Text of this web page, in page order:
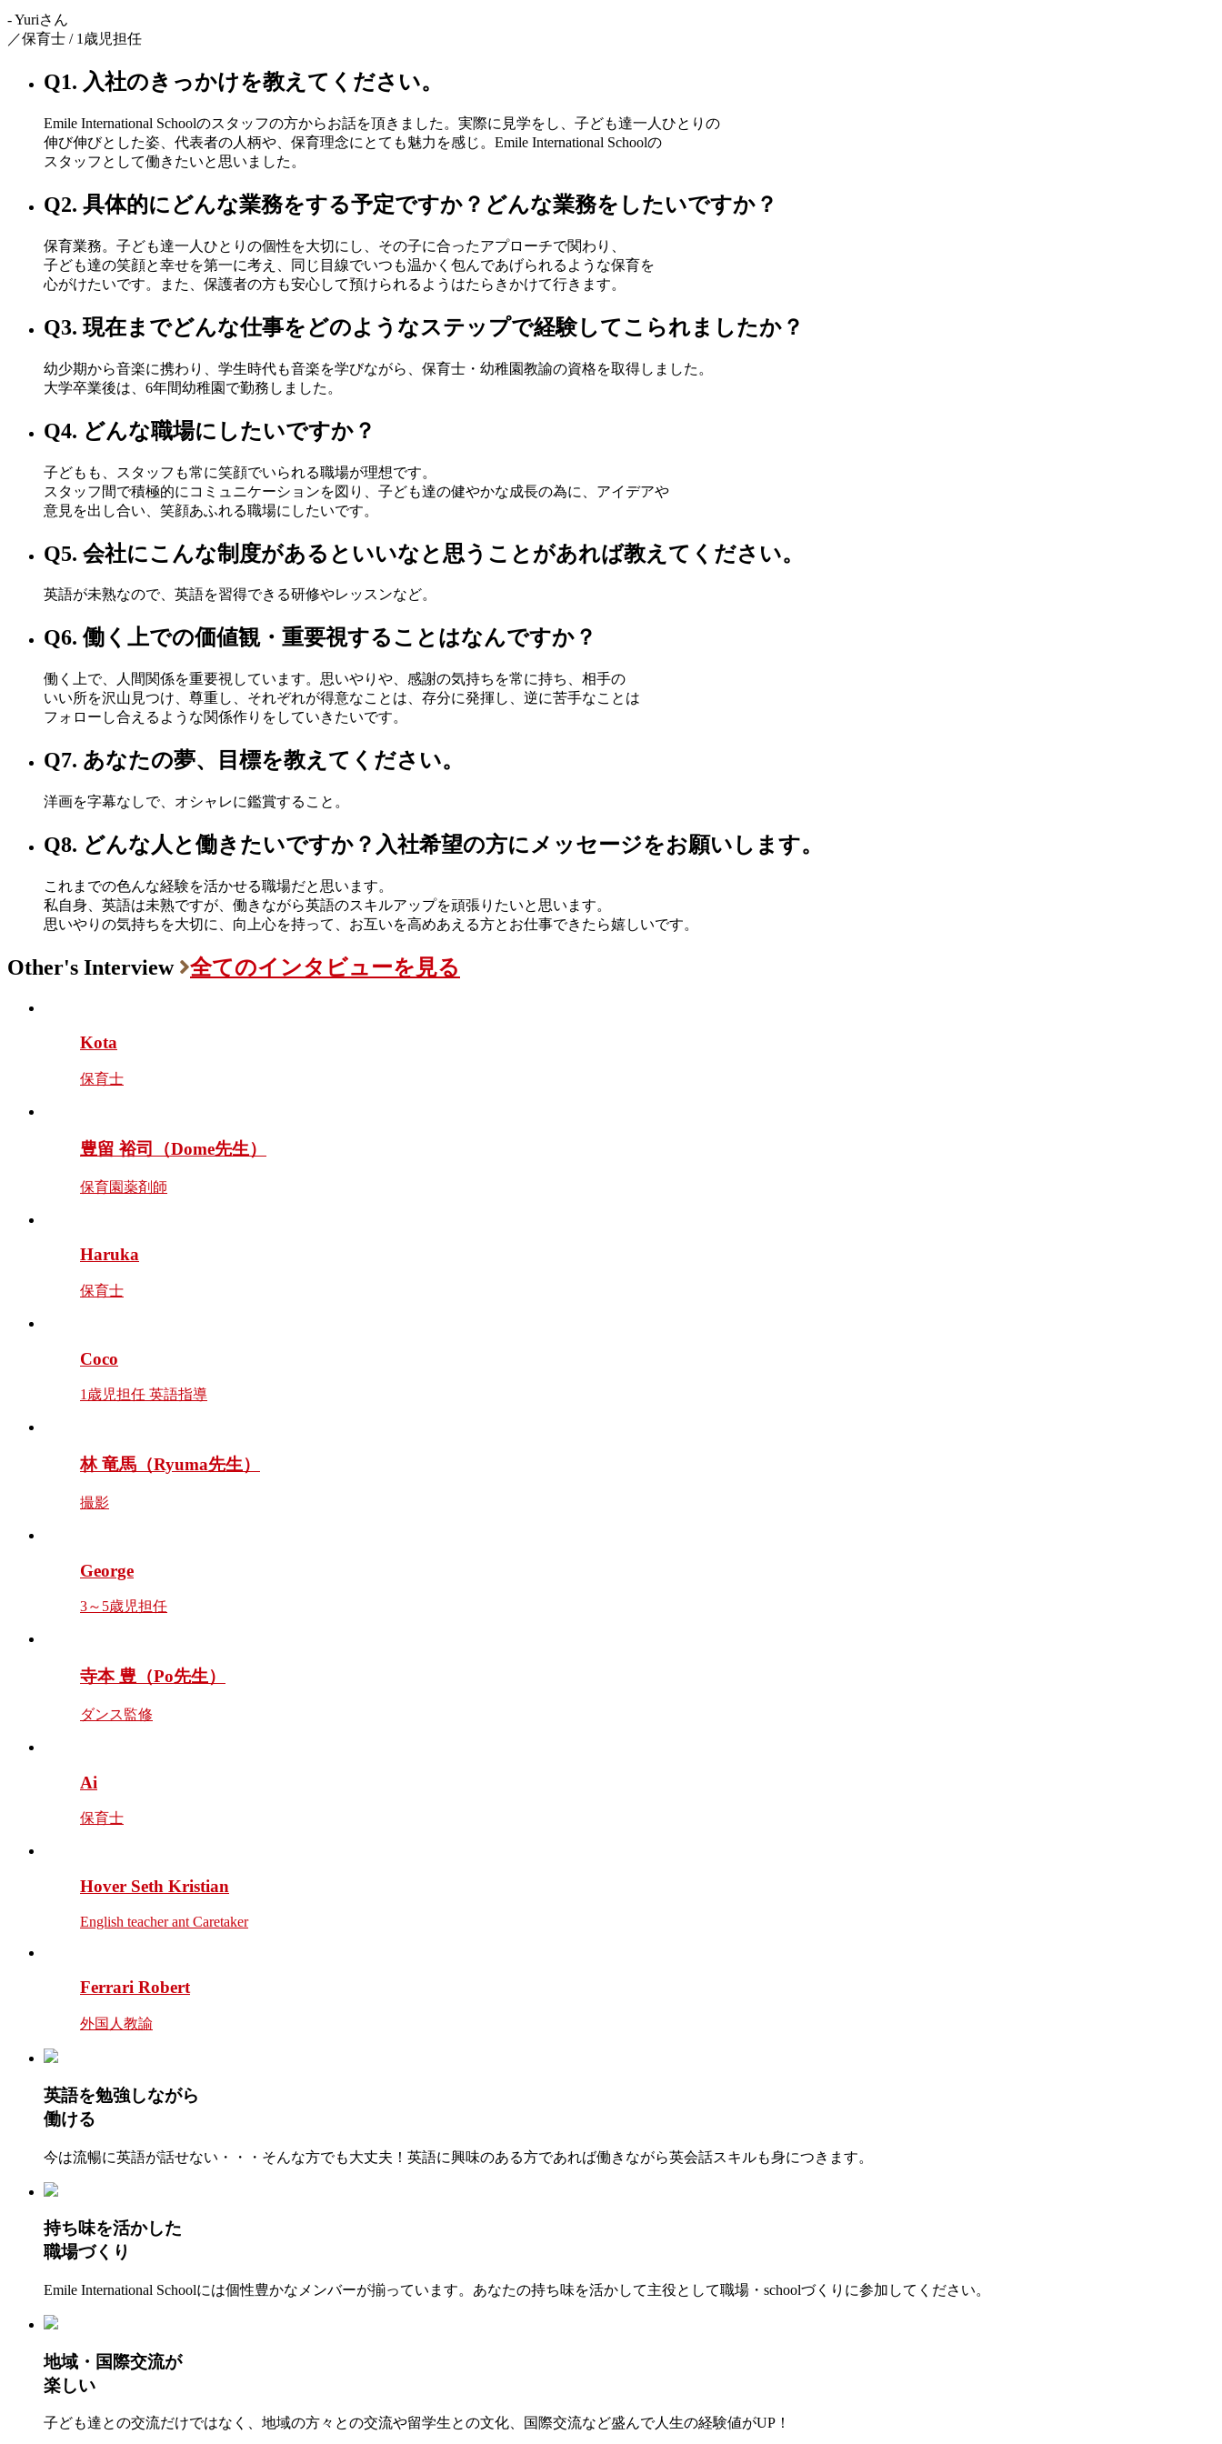
- Yuriさん
／保育士 / 1歳児担任
Q1. 入社のきっかけを教えてください。
Emile International Schoolのスタッフの方からお話を頂きました。実際に見学をし、子ども達一人ひとりの
伸び伸びとした姿、代表者の人柄や、保育理念にとても魅力を感じ。Emile International Schoolの
スタッフとして働きたいと思いました。
Q2. 具体的にどんな業務をする予定ですか？どんな業務をしたいですか？
保育業務。子ども達一人ひとりの個性を大切にし、その子に合ったアプローチで関わり、
子ども達の笑顔と幸せを第一に考え、同じ目線でいつも温かく包んであげられるような保育を
心がけたいです。また、保護者の方も安心して預けられるようはたらきかけて行きます。
Q3. 現在までどんな仕事をどのようなステップで経験してこられましたか？
幼少期から音楽に携わり、学生時代も音楽を学びながら、保育士・幼稚園教諭の資格を取得しました。
大学卒業後は、6年間幼稚園で勤務しました。
Q4. どんな職場にしたいですか？
子どもも、スタッフも常に笑顔でいられる職場が理想です。
スタッフ間で積極的にコミュニケーションを図り、子ども達の健やかな成長の為に、アイデアや
意見を出し合い、笑顔あふれる職場にしたいです。
Q5. 会社にこんな制度があるといいなと思うことがあれば教えてください。
英語が未熟なので、英語を習得できる研修やレッスンなど。
Q6. 働く上での価値観・重要視することはなんですか？
働く上で、人間関係を重要視しています。思いやりや、感謝の気持ちを常に持ち、相手の
いい所を沢山見つけ、尊重し、それぞれが得意なことは、存分に発揮し、逆に苦手なことは
フォローし合えるような関係作りをしていきたいです。
Q7. あなたの夢、目標を教えてください。
洋画を字幕なしで、オシャレに鑑賞すること。
Q8. どんな人と働きたいですか？入社希望の方にメッセージをお願いします。
これまでの色んな経験を活かせる職場だと思います。
私自身、英語は未熟ですが、働きながら英語のスキルアップを頑張りたいと思います。
思いやりの気持ちを大切に、向上心を持って、お互いを高めあえる方とお仕事できたら嬉しいです。
Other's Interview 全てのインタビューを見る
Kota
保育士
豊留 裕司（Dome先生）
保育園薬剤師
Haruka
保育士
Coco
1歳児担任 英語指導
林 竜馬（Ryuma先生）
撮影
George
3～5歳児担任
寺本 豊（Po先生）
ダンス監修
Ai
保育士
Hover Seth Kristian
English teacher ant Caretaker
Ferrari Robert
外国人教諭
英語を勉強しながら
働ける
今は流暢に英語が話せない・・・そんな方でも大丈夫！英語に興味のある方であれば働きながら英会話スキルも身につきます。
持ち味を活かした
職場づくり
Emile International Schoolには個性豊かなメンバーが揃っています。あなたの持ち味を活かして主役として職場・schoolづくりに参加してください。
地域・国際交流が
楽しい
子ども達との交流だけではなく、地域の方々との交流や留学生との文化、国際交流など盛んで人生の経験値がUP！